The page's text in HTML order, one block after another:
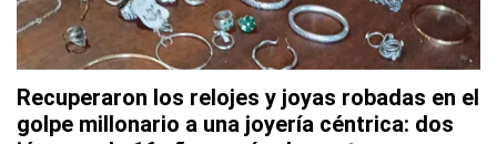
Recuperaron los relojes y joyas robadas en el
golpe millonario a una joyería céntrica: dos